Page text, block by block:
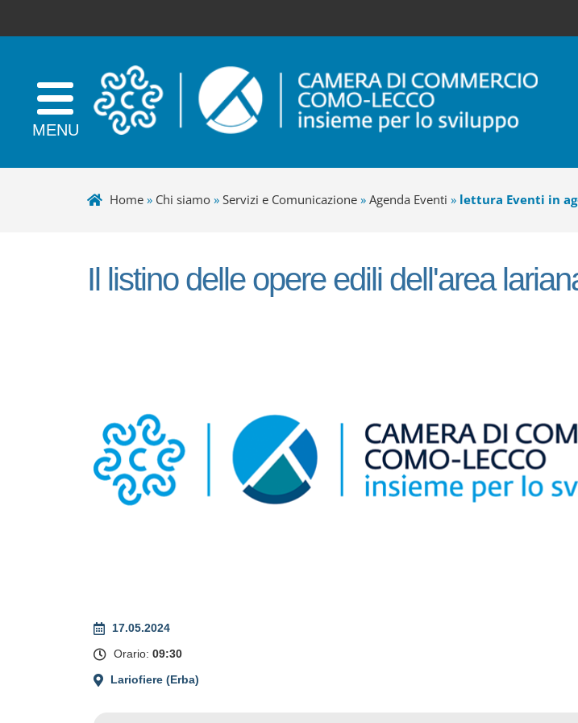
Home» Chi siamo» Servizi e Comunicazione» Agenda Eventi » lettura Eventi in
Il listino delle opere edili dell'area
17.05.2024
Orario: 09:30
Lariofiere (Erba)